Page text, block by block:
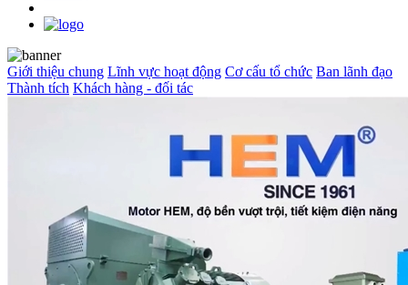
Giới thiệu chung Lĩnh vực hoạt động Cơ cấu tổ chức Ban lãnh đạo
Thành tích Khách hàng - đối tác